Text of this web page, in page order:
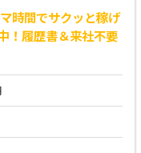
時間でサクッと稼げ
！履歴書＆来社不要